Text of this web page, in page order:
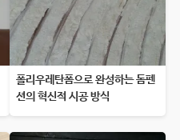
폴리우레탄폼으로 완성하는 돔펜
션의 혁신적 시공 방식